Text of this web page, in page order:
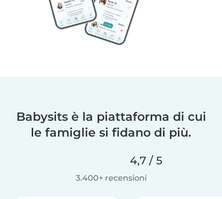
Babysits è la piattaforma di cui
le famiglie si fidano di più.
4,7 / 5
3.400+ recensioni